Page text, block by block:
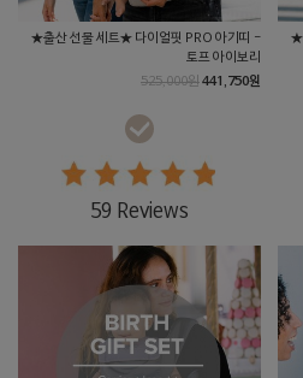
★출산 선물 세트★ 다이얼핏 PRO 아기띠 -
토프 아이보리
525,000원441,750원
59 Reviews
★